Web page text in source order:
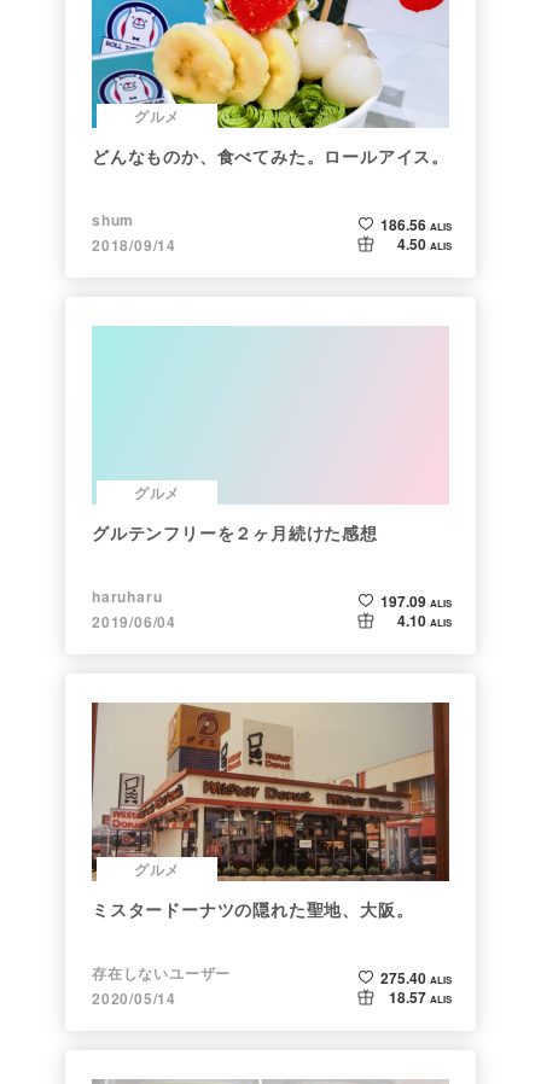
グルメ
どんなものか、食べてみた。ロールアイス。
shum
2018/09/14
186.56 ALIS
4.50 ALIS
グルメ
グルテンフリーを２ヶ月続けた感想
haruharu
2019/06/04
197.09 ALIS
4.10 ALIS
グルメ
ミスタードーナツの隠れた聖地、大阪。
存在しないユーザー
2020/05/14
275.40 ALIS
18.57 ALIS